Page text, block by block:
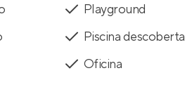
Playground
Piscina descoberta
Oficina